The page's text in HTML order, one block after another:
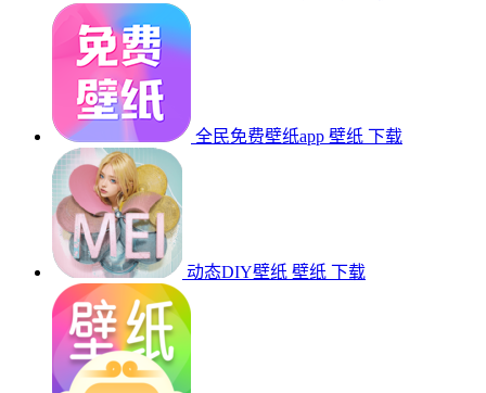
全民免费壁纸app 壁纸 下载
动态DIY壁纸 壁纸 下载